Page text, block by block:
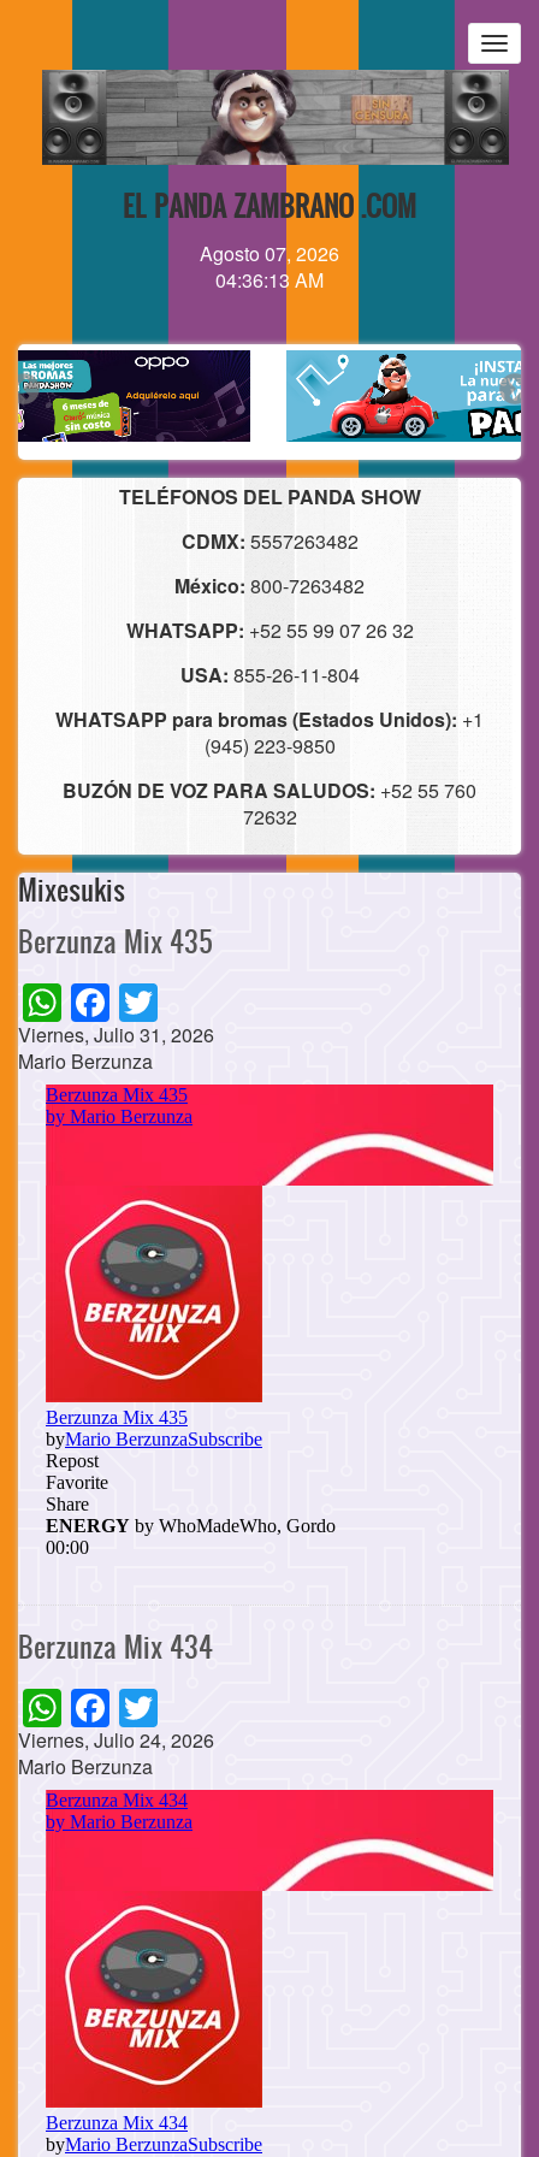
contenido
principal
EL PANDA ZAMBRANO .COM
Agosto 07, 2026
04:36:14 AM
TELÉFONOS DEL PANDA SHOW
CDMX: 5557263482
México: 800-7263482
WHATSAPP: +52 55 99 07 26 32
USA: 855-26-11-804
WHATSAPP para bromas (Estados Unidos): +1
(945) 223-9850
BUZÓN DE VOZ PARA SALUDOS: +52 55 760
72632
Mixesukis
Berzunza Mix 435
WhatsApp
Facebook
Viernes, Julio 31, 2026
Mario Berzunza
Cuerpo
Berzunza Mix 434
WhatsApp
Facebook
Viernes, Julio 24, 2026
Mario Berzunza
Cuerpo